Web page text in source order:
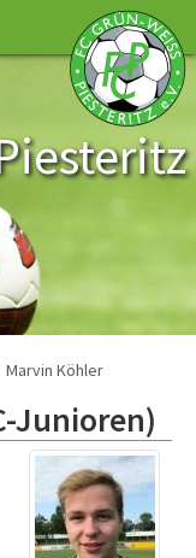
Marvin Köhler
Junioren)